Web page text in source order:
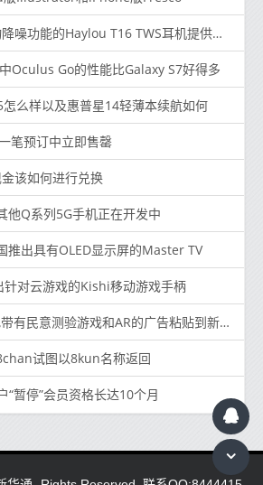
噪功能的Haylou T16 TWS耳机提供众筹
Oculus Go的性能比Galaxy S7好得多
怎么样以及惠普星14轻薄本续航如何
笔预订中立即售罄
该如何进行兑换
他Q系列5G手机正在开发中
推出具有OLED显示屏的Master TV
针对云游戏的Kishi移动游戏手柄
民意测验游戏和AR的广告粘贴到新闻源中
试图以8kun名称返回
“暂停”会员资格长达10个月